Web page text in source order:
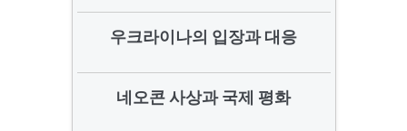
우크라이나의 입장과 대응
네오콘 사상과 국제 평화